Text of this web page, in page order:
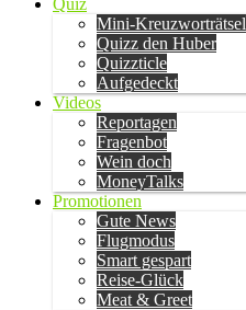
Quiz
Mini-Kreuzworträtsel
Quizz den Huber
Quizzticle
Aufgedeckt
Videos
Reportagen
Fragenbot
Wein doch
MoneyTalks
Promotionen
Gute News
Flugmodus
Smart gespart
Reise-Glück
Meat & Greet